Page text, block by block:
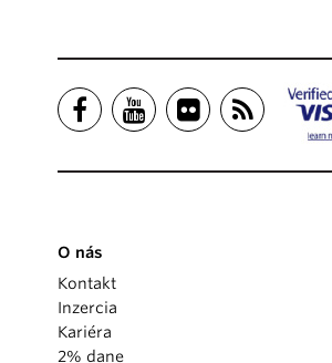
O nás
Kontakt
Inzercia
Kariéra
2% dane